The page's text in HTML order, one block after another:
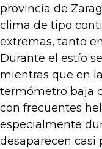
provincia de
clima de tipo
extremas, tanto
Durante el estío
mientras que en
termómetro baja
con frecuentes
especialmente
desaparecen casi